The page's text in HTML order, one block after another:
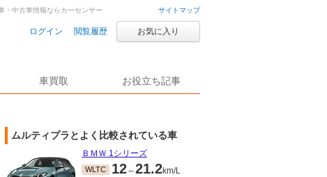
サイトマップ
ログイン 閲覧履歴 お気に入り
車買取 お役立ち記事
・中古車情報ならカーセンサー
ムルティプラとよく比較されている車
ＢＭＷ 1シリーズ
WLTC 12～21.2km/L